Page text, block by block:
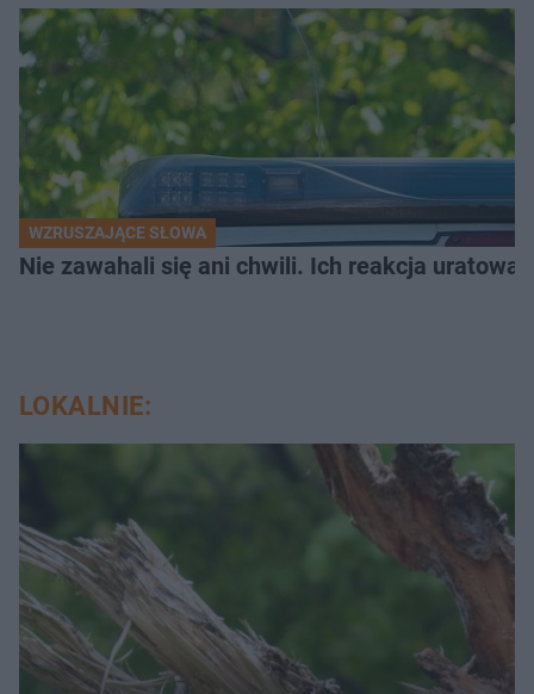
WZRUSZAJĄCE SŁOWA
Nie zawahali się ani chwili. Ich reakcja
LOKALNIE: